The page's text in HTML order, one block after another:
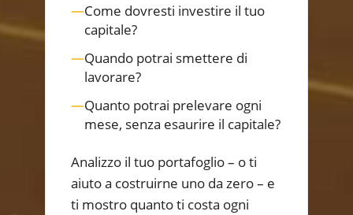
—Come dovresti investire il tuo
capitale?
—Quando potrai smettere di
lavorare?
—Quanto potrai prelevare ogni
mese, senza esaurire il capitale?
Analizzo il tuo portafoglio – o ti
aiuto a costruirne uno da zero – e
ti mostro quanto ti costa ogni